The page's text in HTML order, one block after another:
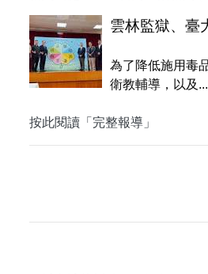
雲林監獄、臺
為了降低施用毒
衛教輔導，以及...
按此閱讀「完整報導」